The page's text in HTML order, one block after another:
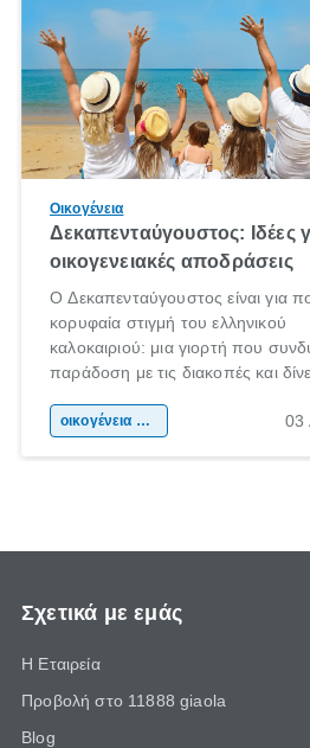
Οικογένεια
Δεκαπενταύγουστος: Ιδέες
οικογενειακές αποδράσεις
Ο Δεκαπενταύγουστος είναι για
κορυφαία στιγμή του ελληνικού
καλοκαιριού: μια γιορτή που
παράδοση με τις διακοπές και
χώρας. Είτε πρόκειται για λίγες
οικογένεια & παιδί 03
Σχετικά με εμάς
Η Εταιρεία
Προβολή στο 11888 giaola
Blog